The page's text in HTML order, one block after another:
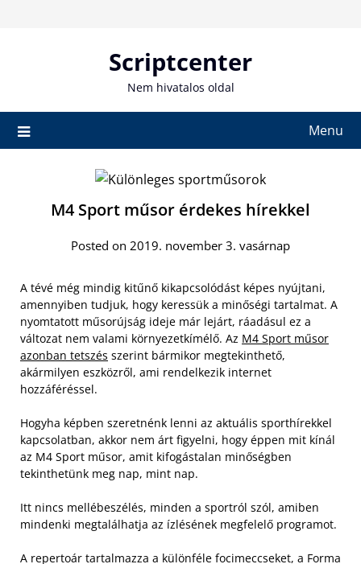
Scriptcenter
Nem hivatalos oldal
Menu
M4 Sport műsor érdekes hírekkel
Posted on 2019. november 3. vasárnap
A tévé még mindig kitűnő kikapcsolódást képes nyújtani,
amennyiben tudjuk, hogy keressük a minőségi tartalmat. A
nyomtatott műsorújság ideje már lejárt, ráadásul ez a
változat nem valami környezetkímélő. Az M4 Sport műsor
azonban tetszés szerint bármikor megtekinthető,
akármilyen eszközről, ami rendelkezik internet
hozzáféréssel.
Hogyha képben szeretnénk lenni az aktuális sporthírekkel
kapcsolatban, akkor nem árt figyelni, hogy éppen mit kínál
az M4 Sport műsor, amit kifogástalan minőségben
tekinthetünk meg nap, mint nap.
Itt nincs mellébeszélés, minden a sportról szól, amiben
mindenki megtalálhatja az ízlésének megfelelő programot.
A repertoár tartalmazza a különféle focimeccseket, a Forma